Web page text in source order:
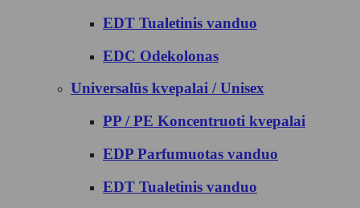
EDT Tualetinis vanduo
EDC Odekolonas
Universalūs kvepalai / Unisex
PP / PE Koncentruoti kvepalai
EDP Parfumuotas vanduo
EDT Tualetinis vanduo